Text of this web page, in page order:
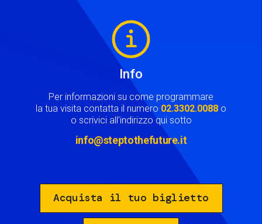
Info
Per informazioni su come programmare
la tua visita contatta il numero 02.3302.0088 o
o scrivici all'indirizzo qui sotto
info@steptothefuture.it
Acquista il tuo biglietto